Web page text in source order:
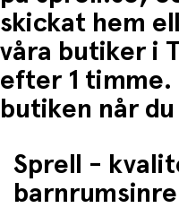
skickat hem
våra butiker i
efter 1 timme.
butiken når
Sprell -